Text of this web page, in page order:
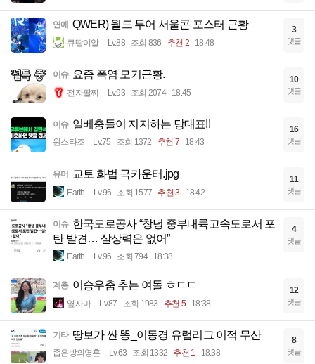
연예 QWER) 월드 투어 서울콘 포스터 근황
큐땁이알 Lv.88 조회 836 추천 2 18:48
3
댓글
이슈 요즘 폭염 모기근황.
전자팔찌 Lv.93 조회 2074 18:45
10
댓글
이슈 일베충들이 지지하는 당대표!!
원스타조 Lv.75 조회 1372 추천 7 18:43
16
댓글
유머 교토 화법 극카운터.jpg
Earth Lv.96 조회 1577 추천 3 18:42
11
댓글
이슈 한국도로공사 “창녕 중부내륙고속도로서 포
탄 발견… 살상력은 없어”
Earth Lv.96 조회 794 18:38
4
댓글
계층 이승우춤 추는 여돌 ㅎㄷㄷ
옆사마 Lv.87 조회 1983 추천 5 18:38
12
댓글
기타 땅보가 싼 똥_이동경 유럽리그 이적 무산
좁은방의영혼 Lv.63 조회 1332 추천 1 18:38
8
댓글